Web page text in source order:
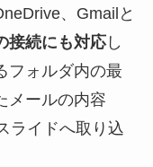
、Gmailと
接続にも対応し
フォルダ内の最
メールの内容
ライドへ取り込